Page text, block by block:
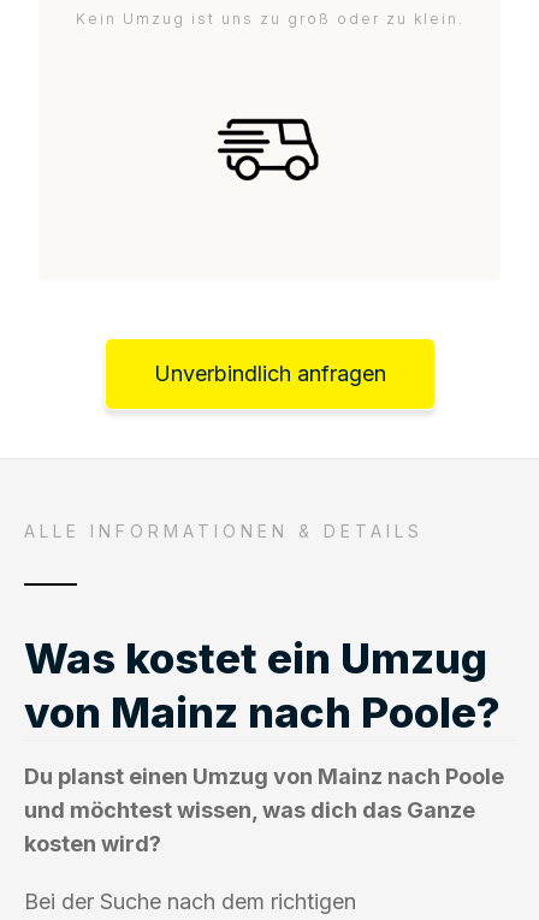
Kein Umzug ist uns zu groß oder zu klein.
Unverbindlich anfragen
ALLE INFORMATIONEN & DETAILS
Was kostet ein Umzug
von Mainz nach Poole?
Du planst einen Umzug von Mainz nach Poole
und möchtest wissen, was dich das Ganze
kosten wird?
Bei der Suche nach dem richtigen